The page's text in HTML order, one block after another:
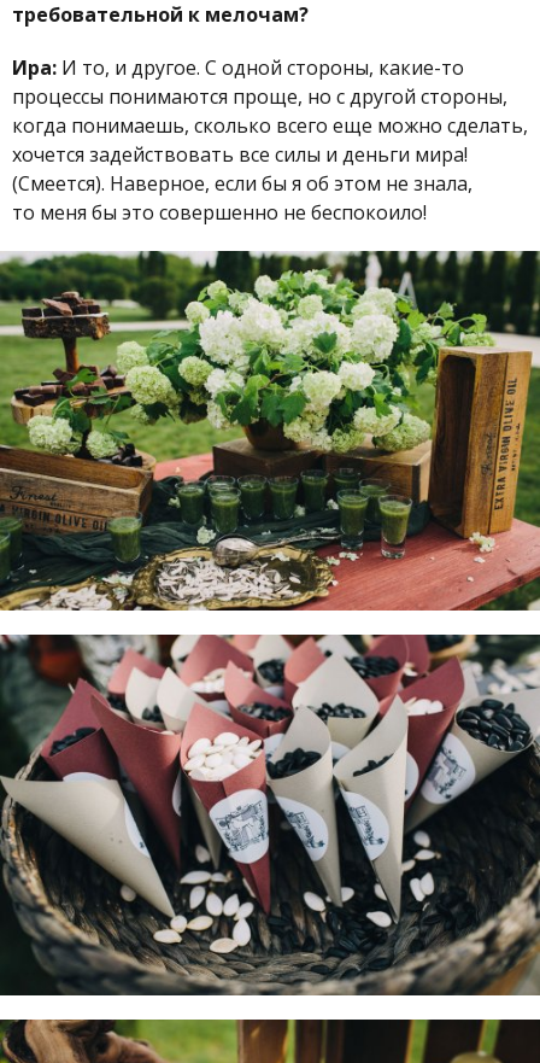
требовательной к мелочам?
Ира: И то, и другое. С одной стороны, какие-то
процессы понимаются проще, но с другой стороны,
когда понимаешь, сколько всего еще можно сделать,
хочется задействовать все силы и деньги мира!
(Смеется). Наверное, если бы я об этом не знала,
то меня бы это совершенно не беспокоило!